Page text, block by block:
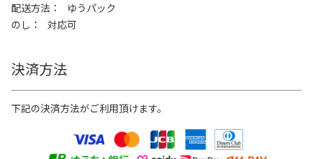
配送方法
ゆうパック
のし
対応可
決済方法
下記の決済方法がご利用頂けます。